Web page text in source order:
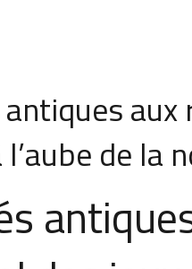
antiques
de la